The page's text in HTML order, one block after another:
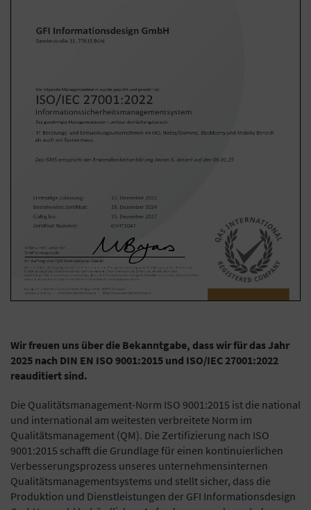
Wir freuen uns über die Bekanntgabe, dass wir für das Jahr
2025 nach DIN EN ISO 9001:2015 und ISO/IEC 27001:2022
reauditiert sind.
Die Qualitätsmanagement-Norm ISO 9001:2015 ist die national
und international am weitesten verbreitete Norm im
Qualitätsmanagement (QM). Die Zertifizierung nach ISO
9001:2015 schafft die Grundlage für einen kontinuierlichen
Verbesserungsprozess unseres unternehmensinternen
Qualitätsmanagementsystems und stellt sicher, dass die
Produktion und Dienstleistungen der GFI Informationsdesign